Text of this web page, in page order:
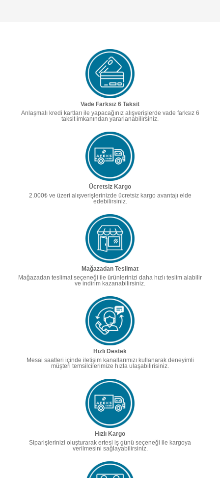
Vade Farksız 6 Taksit
Anlaşmalı kredi kartları ile yapacağınız alışverişlerde vade farksız 6
taksit imkanından yararlanabilirsiniz.
Ücretsiz Kargo
2.000₺ ve üzeri alışverişlerinizde ücretsiz kargo avantajı elde
edebilirsiniz.
Mağazadan Teslimat
Mağazadan teslimat seçeneği ile ürünlerinizi daha hızlı teslim alabilir
ve indirim kazanabilirsiniz.
Hızlı Destek
Mesai saatleri içinde iletişim kanallarımızı kullanarak deneyimli
müşteri temsilcilerimize hızla ulaşabilirisiniz.
Hızlı Kargo
Siparişlerinizi oluşturarak ertesi iş günü seçeneği ile kargoya
verilmesini sağlayabilirsiniz.